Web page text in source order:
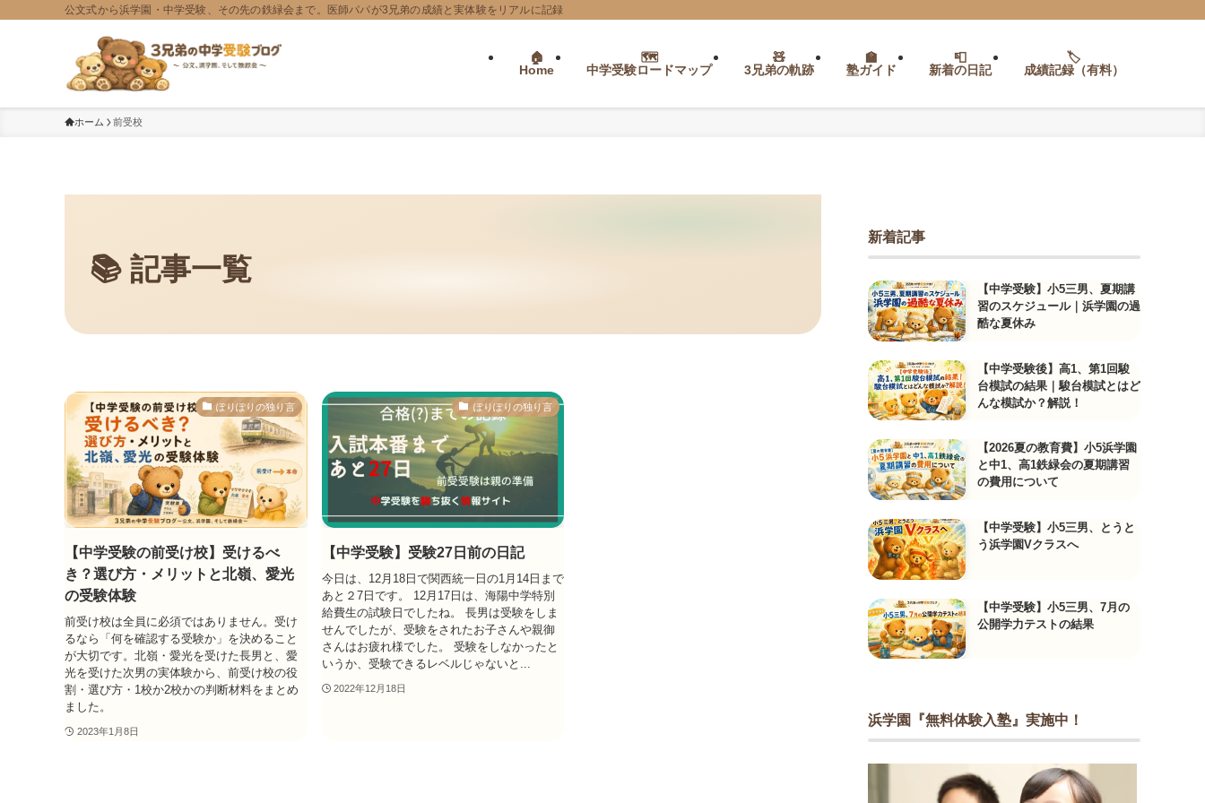
公文式から浜学園・中学受験、その先の鉄緑会まで。医師パパが3兄弟の成績と実体験をリアルに記録
Home 中学受験ロードマップ 3兄弟の軌跡 塾ガイド 新着の日記 成績記録（有料）
ホーム 前受校
ぽりぽりの独り言
【中学受験の前受け校】受けるべ
き？選び方・メリットと北嶺、愛光
の受験体験
前受け校は全員に必須ではありません。受け
るなら「何を確認する受験か」を決めること
が大切です。北嶺・愛光を受けた長男と、愛
光を受けた次男の実体験から、前受け校の役
割・選び方・1校か2校かの判断材料をまとめ
ました。
2023年1月8日
ぽりぽりの独り言
【中学受験】受験27日前の日記
今日は、12月18日で関西統一日の1月14日まで
あと２7日です。 12月17日は、海陽中学特別
給費生の試験日でしたね。 長男は受験をしま
せんでしたが、受験をされたお子さんや親御
さんはお疲れ様でした。 受験をしなかったと
いうか、受験できるレベルじゃないと...
2022年12月18日
新着記事
【中学受験】小5三男、夏期講
習のスケジュール｜浜学園の過
酷な夏休み
【中学受験後】高1、第1回駿
台模試の結果｜駿台模試とはど
んな模試か？解説！
【2026夏の教育費】小5浜学園
と中1、高1鉄緑会の夏期講習
の費用について
【中学受験】小5三男、とうと
う浜学園Vクラスへ
【中学受験】小5三男、7月の
公開学力テストの結果
浜学園『無料体験入塾』実施中！